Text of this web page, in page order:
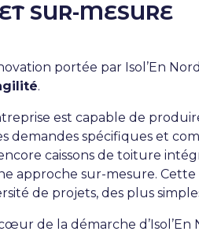
SUR-MESURE
portée par Isol’En
.
est capable de
demandes spécifiques et
caissons de toiture
approche sur-mesure.
de projets, des plus
de la démarche d’Isol’En